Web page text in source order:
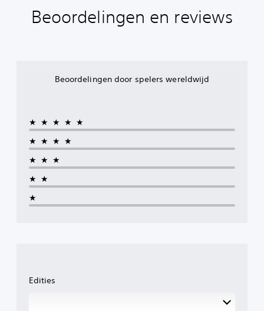
Beoordelingen en reviews
Beoordelingen door spelers wereldwijd
★★★★★
★★★★
★★★
★★
★
Edities